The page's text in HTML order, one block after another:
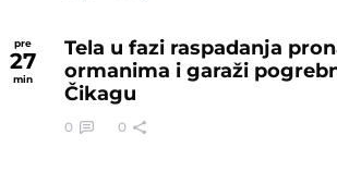
pre
27
min
Tela u fazi raspadanja
ormanima i garaži
Čikagu
0 0